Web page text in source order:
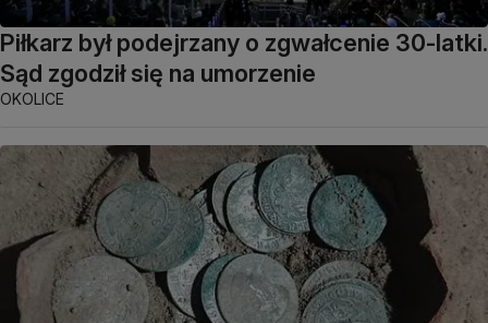
Piłkarz był podejrzany o zgwałcenie 30-latki.
Sąd zgodził się na umorzenie
OKOLICE